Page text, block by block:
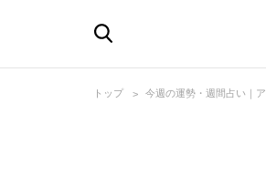
トップ 今週の運勢・週間占い｜